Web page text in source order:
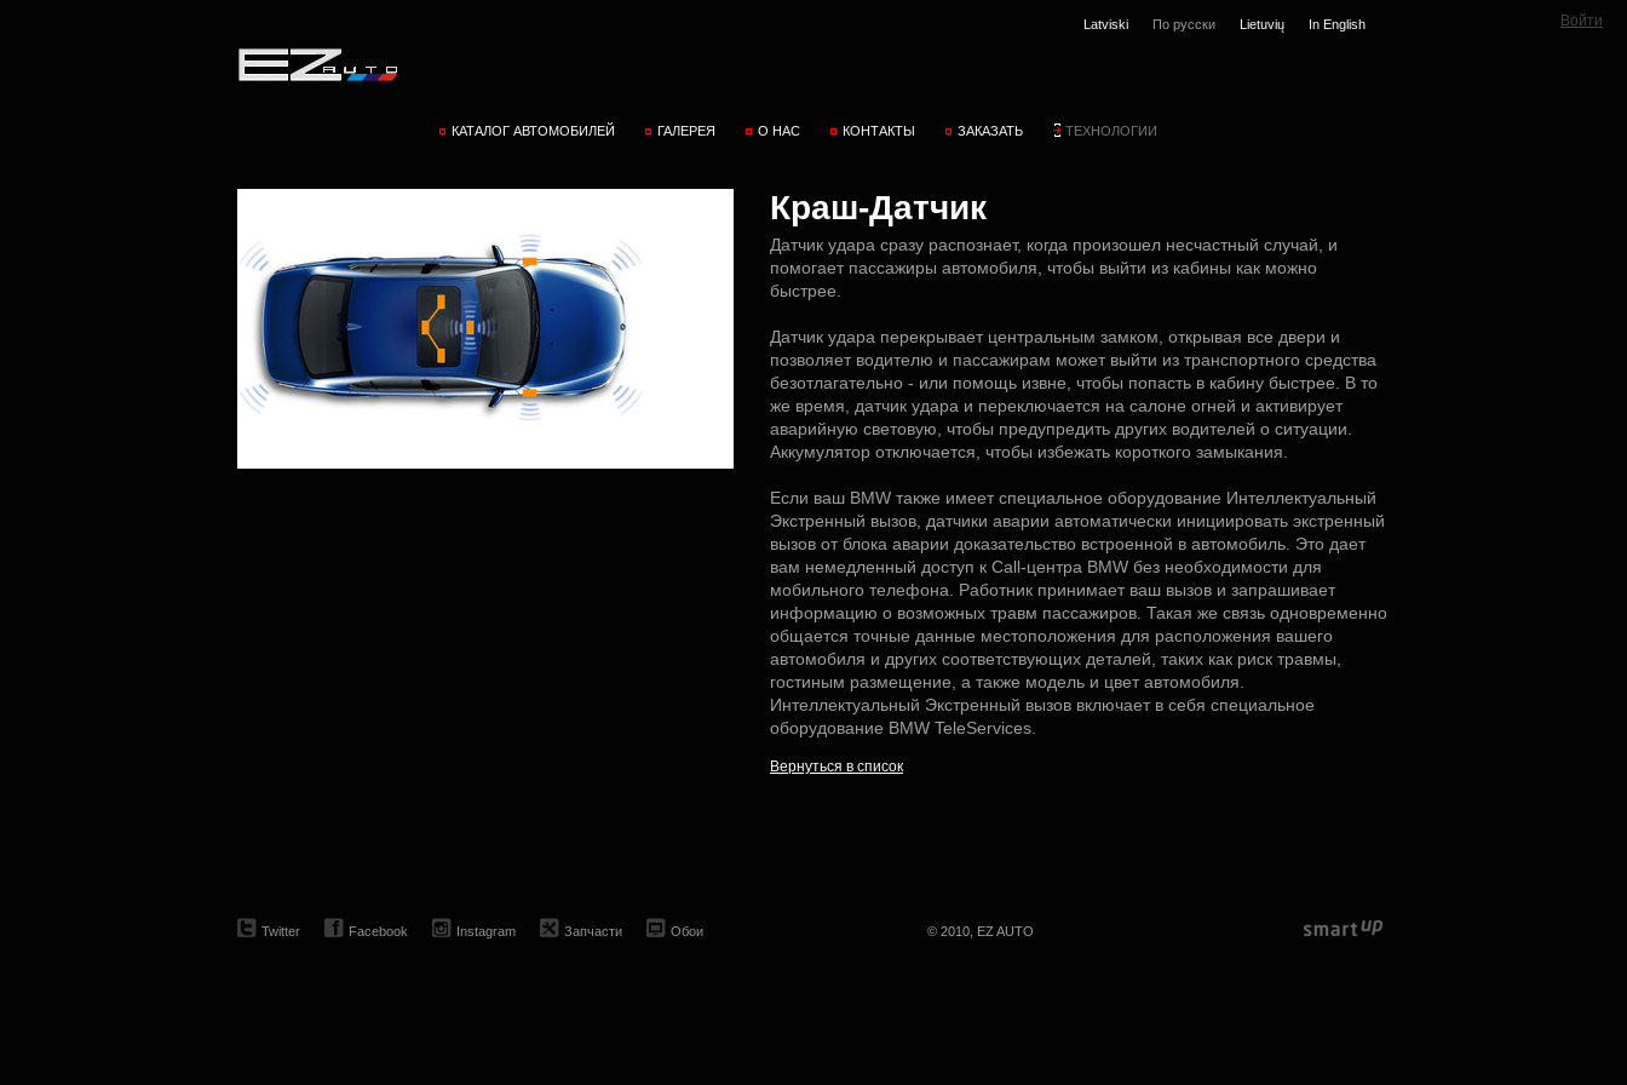
Войти
Latviski По русски Lietuvių In English
КАТАЛОГ АВТОМОБИЛЕЙ ГАЛЕРЕЯ О НАС КОНТАКТЫ ЗАКАЗАТЬ ТЕХНОЛОГИИ
Краш-Датчик
Датчик удара сразу распознает, когда произошел несчастный случай, и
помогает пассажиры автомобиля, чтобы выйти из кабины как можно
быстрее.
Датчик удара перекрывает центральным замком, открывая все двери и
позволяет водителю и пассажирам может выйти из транспортного средства
безотлагательно - или помощь извне, чтобы попасть в кабину быстрее. В то
же время, датчик удара и переключается на салоне огней и активирует
аварийную световую, чтобы предупредить других водителей о ситуации.
Аккумулятор отключается, чтобы избежать короткого замыкания.
Если ваш BMW также имеет специальное оборудование Интеллектуальный
Экстренный вызов, датчики аварии автоматически инициировать экстренный
вызов от блока аварии доказательство встроенной в автомобиль. Это дает
вам немедленный доступ к Call-центра BMW без необходимости для
мобильного телефона. Работник принимает ваш вызов и запрашивает
информацию о возможных травм пассажиров. Такая же связь одновременно
общается точные данные местоположения для расположения вашего
автомобиля и других соответствующих деталей, таких как риск травмы,
гостиным размещение, а также модель и цвет автомобиля.
Интеллектуальный Экстренный вызов включает в себя специальное
оборудование BMW TeleServices.
Вернуться в список
Twitter Facebook Instagram Запчасти Обои © 2010, EZ AUTO